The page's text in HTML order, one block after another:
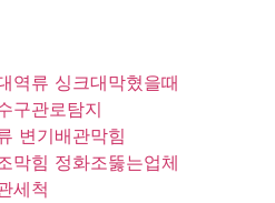
역류 싱크대막혔을때
구관로탐지
변기배관막힘
막힘 정화조뚫는업체
세척